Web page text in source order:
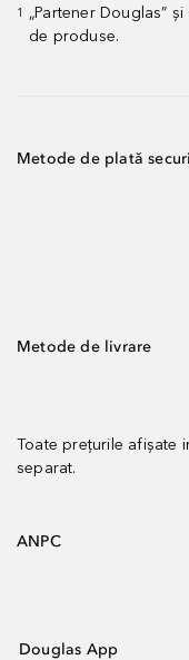
1
„Partener Douglas”
de produse.
Metode de plată
Metode de livrare
Toate prețurile afișate
separat.
ANPC
Douglas App